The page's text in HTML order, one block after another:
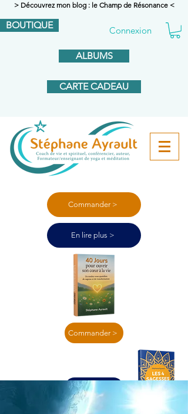
> Découvrez mon blog : le Champ de Résonance <
BOUTIQUE Connexion
ALBUMS
CARTE CADEAU
Commander >
En lire plus >
Commander >
En lire plus >